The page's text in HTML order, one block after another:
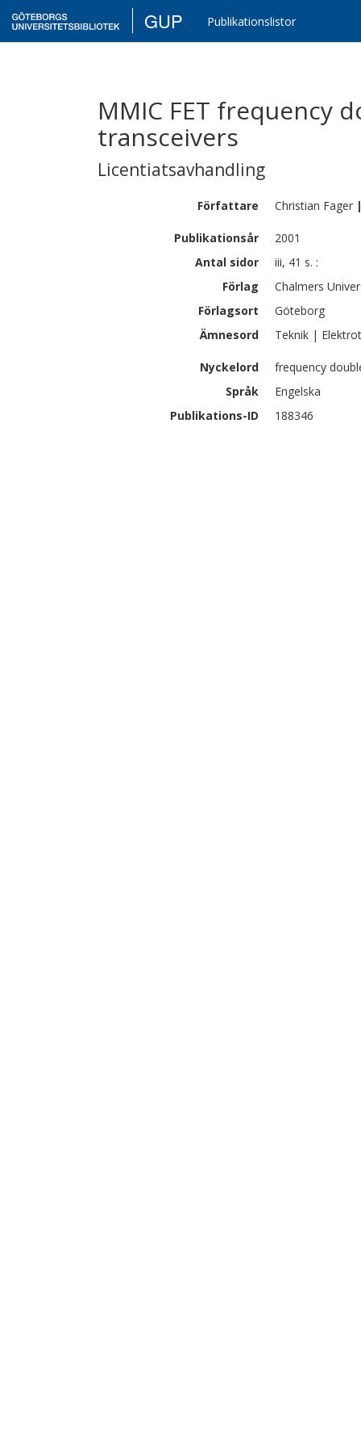
GUP Publikationslistor
MMIC FET frequency
transceivers
Licentiatsavhandling
Författare Christian Fager
Publikationsår
2001
Antal sidor
iii, 41 s. :
Förlag
Chalmers
Förlagsort
Göteborg
Ämnesord
Teknik |
Nyckelord
frequency
Språk
Engelska
Publikations-ID
188346